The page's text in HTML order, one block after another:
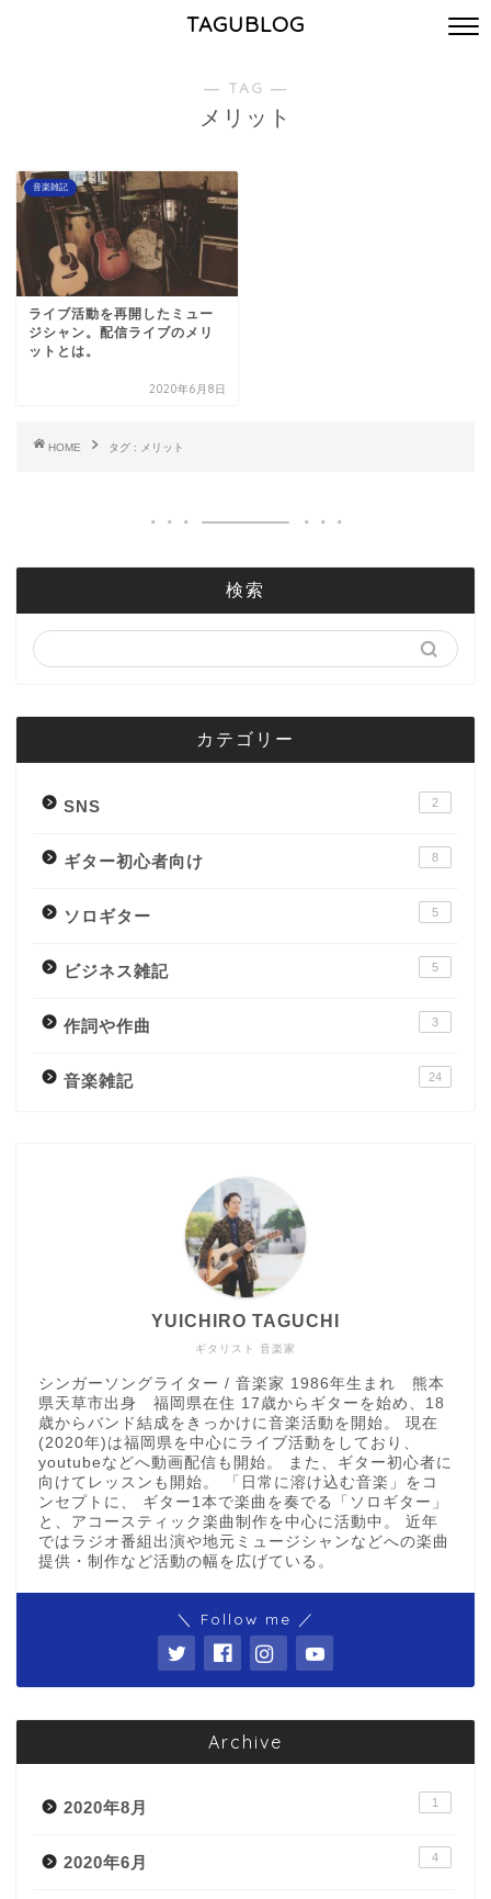
TAGUBLOG
― TAG ―
メリット
音楽雑記
ライブ活動を再開したミュー
ジシャン。配信ライブのメリ
ットとは。
2020年6月8日
HOME タグ : メリット
検索
カテゴリー
SNS 2
ギター初心者向け 8
ソロギター 5
ビジネス雑記 5
作詞や作曲 3
音楽雑記 24
ギタリスト 音楽家
YUICHIRO TAGUCHI
シンガーソングライター / 音楽家 1986年生まれ 熊本
県天草市出身 福岡県在住 17歳からギターを始め、18
歳からバンド結成をきっかけに音楽活動を開始。 現在
(2020年)は福岡県を中心にライブ活動をしており、
youtubeなどへ動画配信も開始。 また、ギター初心者に
向けてレッスンも開始。 「日常に溶け込む音楽」をコ
ンセプトに、 ギター1本で楽曲を奏でる「ソロギター」
と、アコースティック楽曲制作を中心に活動中。 近年
ではラジオ番組出演や地元ミュージシャンなどへの楽曲
提供・制作など活動の幅を広げている。
＼ Follow me ／
Archive
2020年8月 1
2020年6月 4